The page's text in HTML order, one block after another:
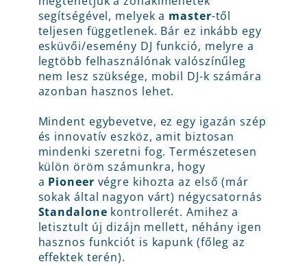
segítségével, melyek a master-től
teljesen függetlenek. Bár ez inkább egy
esküvői/esemény DJ funkció, melyre a
legtöbb felhasználónak valószínűleg
nem lesz szüksége, mobil DJ-k számára
azonban hasznos lehet.
Mindent egybevetve, ez egy igazán szép
és innovatív eszköz, amit biztosan
mindenki szeretni fog. Természetesen
külön öröm számunkra, hogy
a Pioneer végre kihozta az első (már
sokak által nagyon várt) négycsatornás
Standalone kontrollerét. Amihez a
letisztult új dizájn mellett, néhány igen
hasznos funkciót is kapunk (főleg az
effektek terén).